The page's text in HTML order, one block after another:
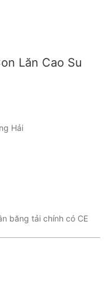
Lăn Cao Su
Hải
băng tải chính có CE